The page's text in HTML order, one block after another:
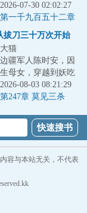
蛮不讲理，可我陆
我为...
07-30 02:02:27
第一千九百五十二章
烟尘中的人
拔刀三十万次开始
猫
疆军人陈时安，因
母女，穿越到妖吃
的荒墟，变成一个
侄...
08-03 08:21:29
第247章 莫见三杀
容与本站无关，不代表